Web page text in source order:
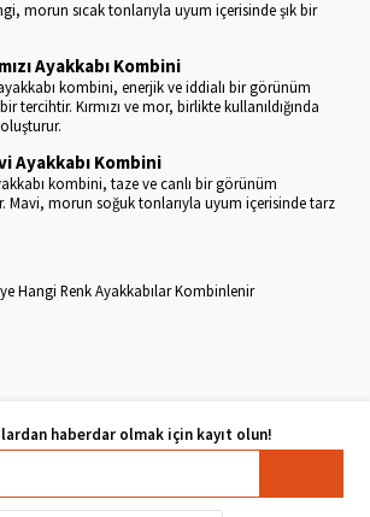
morun sıcak tonlarıyla uyum içerisinde şık bir
Ayakkabı Kombini
ayakkabı kombini, enerjik ve iddialı bir görünüm
tercihtir. Kırmızı ve mor, birlikte kullanıldığında
Ayakkabı Kombini
kombini, taze ve canlı bir görünüm
Mavi, morun soğuk tonlarıyla uyum içerisinde tarz
Hangi Renk Ayakkabılar Kombinlenir